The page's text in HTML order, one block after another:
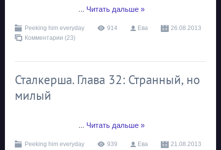
... Читать дальше »
Peeking him everyday 914 Ева
26.08.2013
Комментарии (23)
Сталкерша. Глава 32: Странный, но
милый
... Читать дальше »
Peeking him everyday 939 Ева
21.08.2013